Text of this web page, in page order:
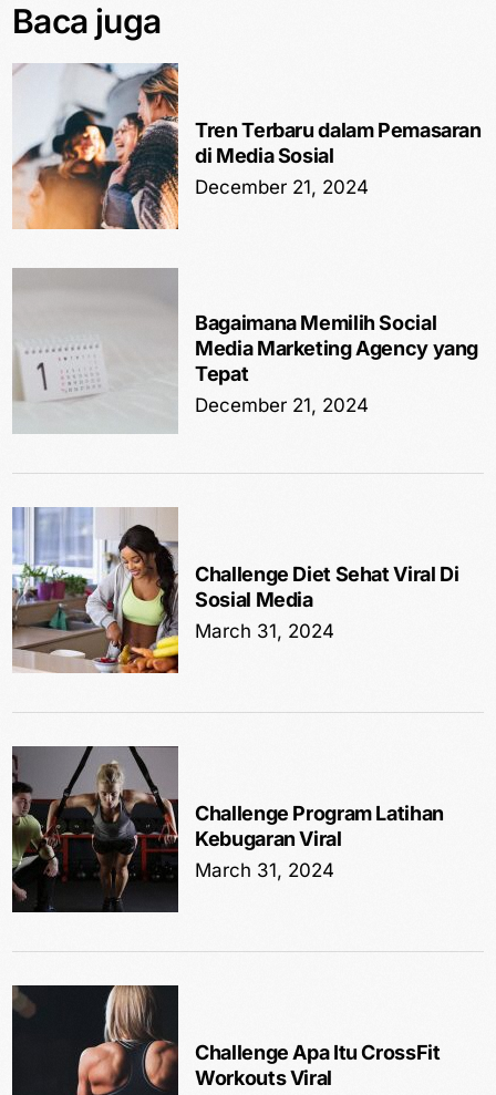
Baca juga
Tren Terbaru dalam Pemasaran
di Media Sosial
December 21, 2024
Bagaimana Memilih Social
Media Marketing Agency yang
Tepat
December 21, 2024
Challenge Diet Sehat Viral Di
Sosial Media
March 31, 2024
Challenge Program Latihan
Kebugaran Viral
March 31, 2024
Challenge Apa Itu CrossFit
Workouts Viral